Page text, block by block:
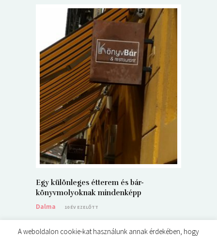
Egy különleges étterem és bár-
könyvmolyoknak mindenképp
Dalma
10 ÉV EZELŐTT
A weboldalon cookie-kat használunk annak érdekében, hogy